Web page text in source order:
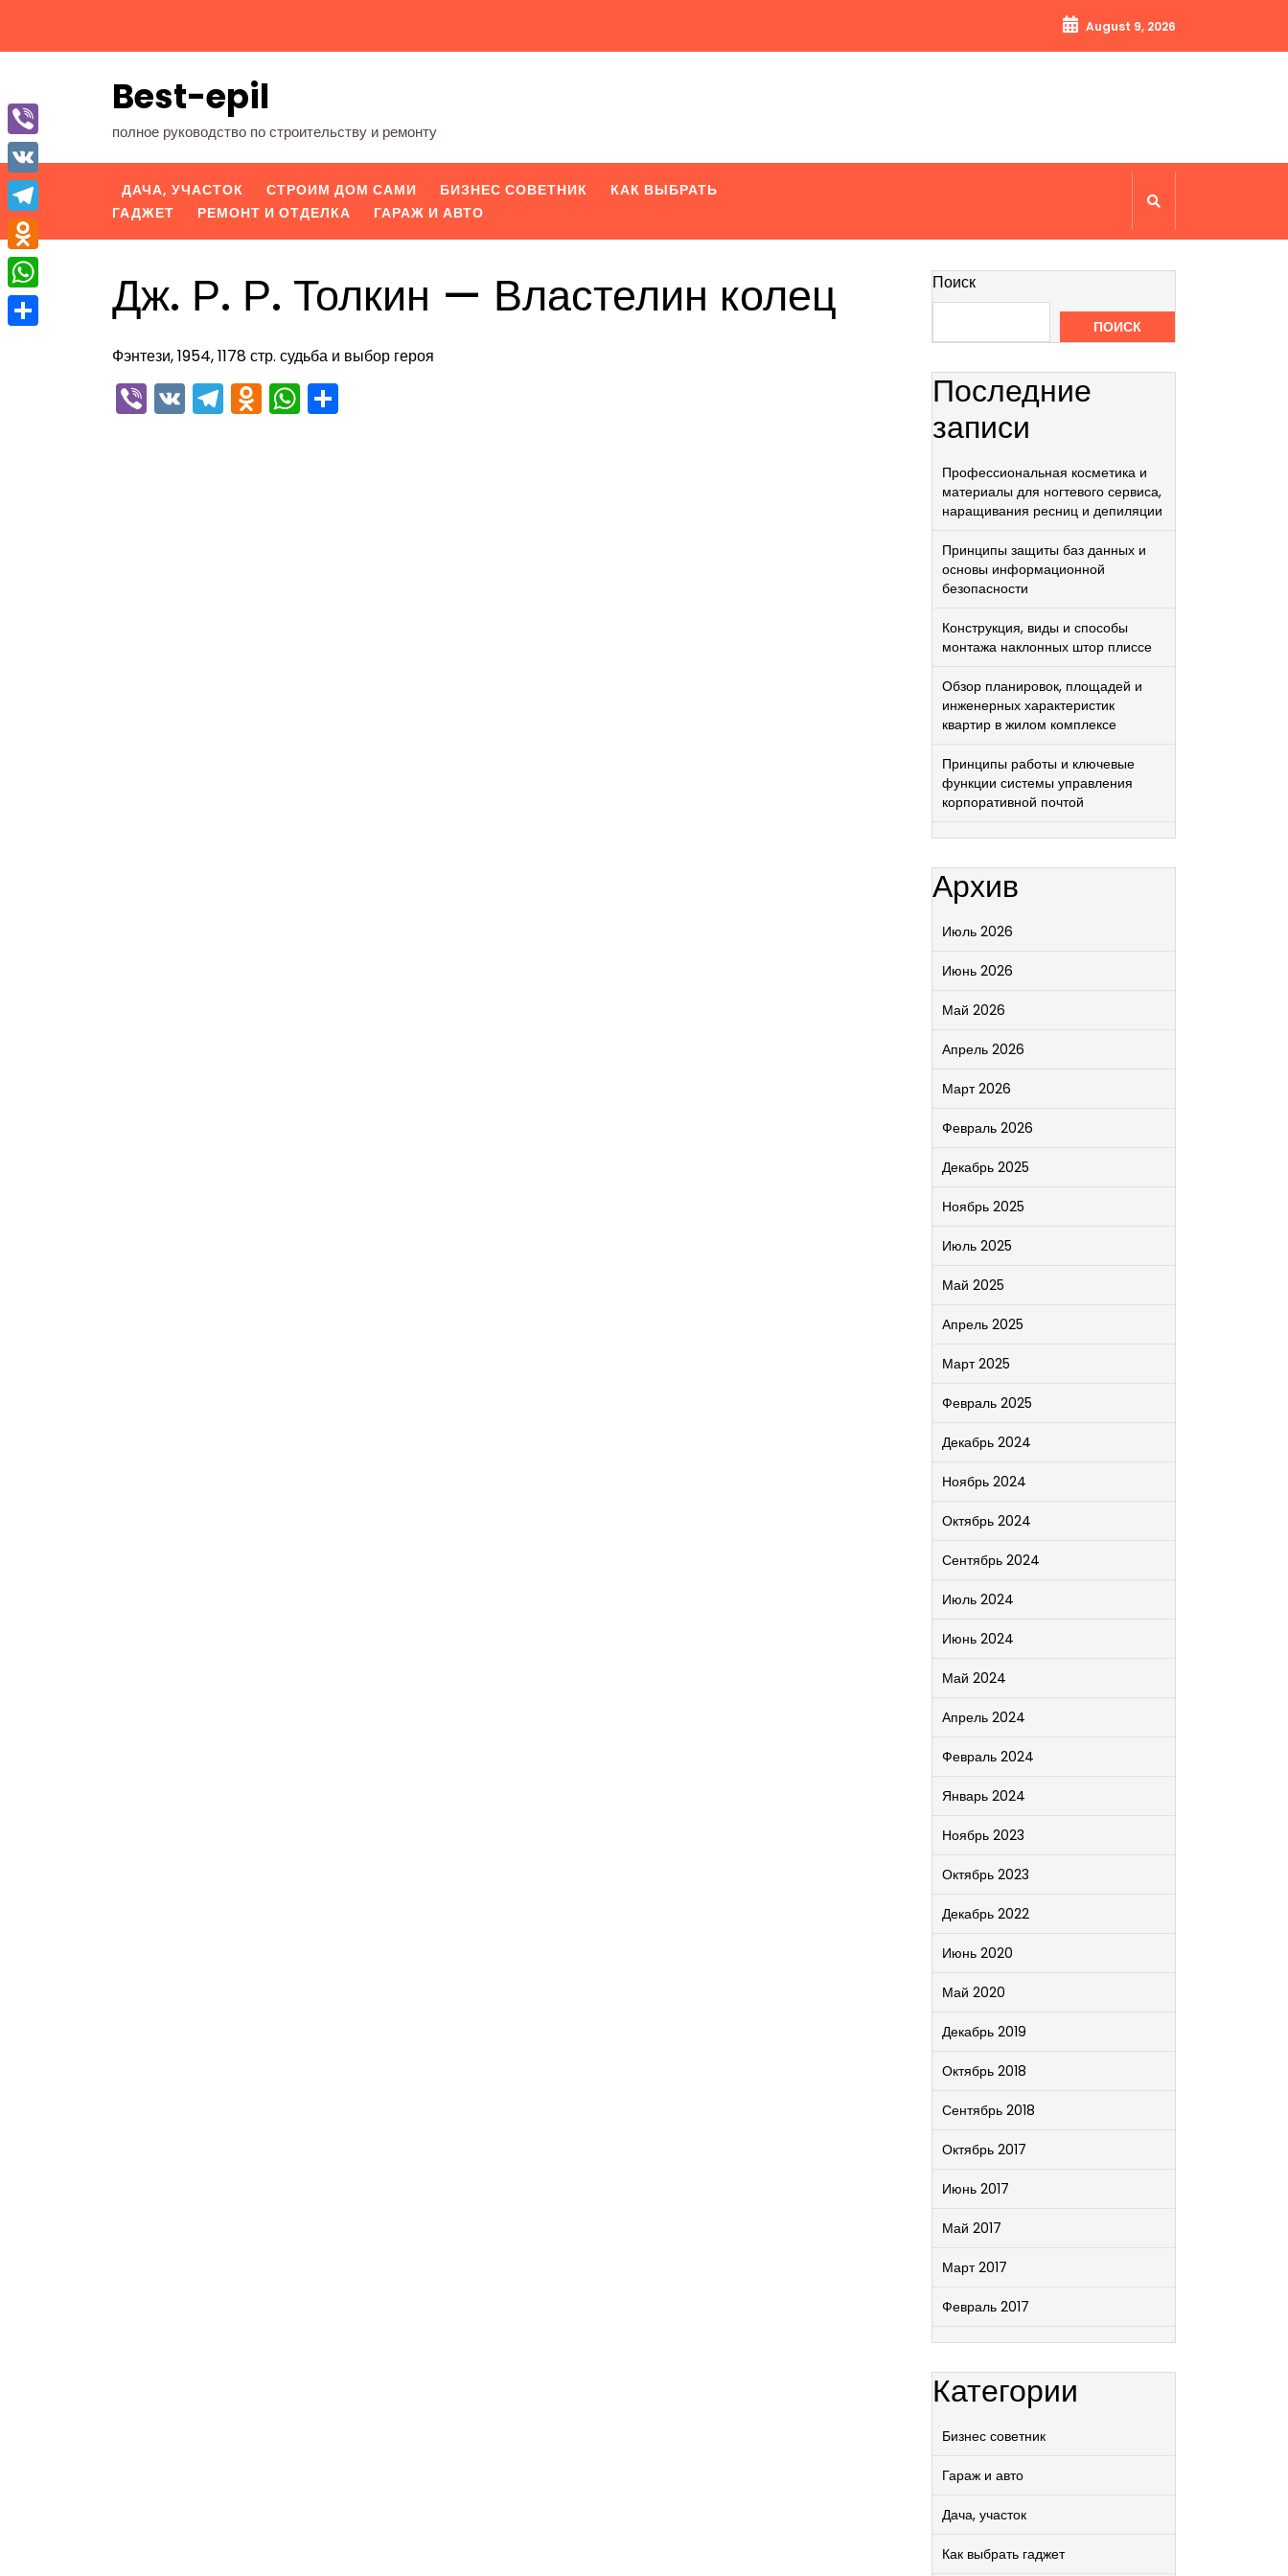
содержимому
August 9, 2026
Best-epil
полное руководство по строительству и ремонту
ДАЧА, УЧАСТОК СТРОИМ ДОМ САМИ БИЗНЕС СОВЕТНИК
КАК ВЫБРАТЬ
ГАДЖЕТ
РЕМОНТ И ОТДЕЛКА ГАРАЖ И АВТО
Дж. Р. Р. Толкин — Властелин колец
Фэнтези, 1954, 1178 стр. судьба и выбор героя
Viber
VKTelegram
Odnoklassniki
WhatsApp
Поиск
ПОИСК
Последние
записи
Профессиональная косметика и
материалы для ногтевого сервиса,
наращивания ресниц и депиляции
Принципы защиты баз данных и
основы информационной
безопасности
Конструкция, виды и способы
монтажа наклонных штор плиссе
Обзор планировок, площадей и
инженерных характеристик
квартир в жилом комплексе
Принципы работы и ключевые
функции системы управления
корпоративной почтой
Архив
Июль 2026
Июнь 2026
Май 2026
Апрель 2026
Март 2026
Февраль 2026
Декабрь 2025
Ноябрь 2025
Июль 2025
Май 2025
Апрель 2025
Март 2025
Февраль 2025
Декабрь 2024
Ноябрь 2024
Октябрь 2024
Сентябрь 2024
Июль 2024
Июнь 2024
Май 2024
Апрель 2024
Февраль 2024
Январь 2024
Ноябрь 2023
Октябрь 2023
Декабрь 2022
Июнь 2020
Май 2020
Декабрь 2019
Октябрь 2018
Сентябрь 2018
Октябрь 2017
Июнь 2017
Май 2017
Март 2017
Февраль 2017
Категории
Бизнес советник
Гараж и авто
Дача, участок
Как выбрать гаджет
Viber
VK
Telegram
Odnoklassniki
WhatsApp